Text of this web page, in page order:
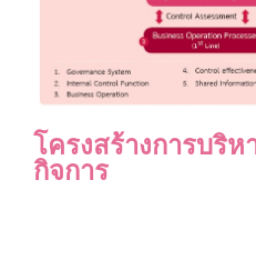
โครงสร้างการบริห
กิจการ